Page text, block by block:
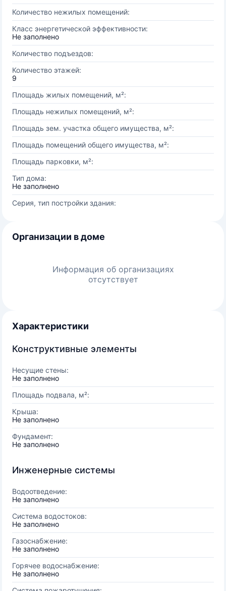
Количество нежилых помещений:
Класс энергетической эффективности:
Не заполнено
Количество подъездов:
Количество этажей:
9
Площадь жилых помещений, м²:
Площадь нежилых помещений, м²:
Площадь зем. участка общего имущества, м²:
Площадь помещений общего имущества, м²:
Площадь парковки, м²:
Тип дома:
Не заполнено
Серия, тип постройки здания:
Организации в доме
Информация об организациях
отсутствует
Характеристики
Конструктивные элементы
Несущие стены:
Не заполнено
Площадь подвала, м²:
Крыша:
Не заполнено
Фундамент:
Не заполнено
Инженерные системы
Водоотведение:
Не заполнено
Система водостоков:
Не заполнено
Газоснабжение:
Не заполнено
Горячее водоснабжение:
Не заполнено